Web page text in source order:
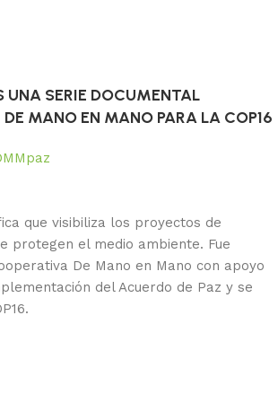
UNA SERIE DOCUMENTAL
DE MANO EN MANO PARA LA COP16
que visibiliza los proyectos de
protegen el medio ambiente. Fue
De Mano en Mano con apoyo
del Acuerdo de Paz y se